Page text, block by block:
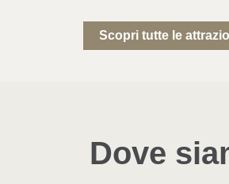
Scopri tutte le
Dove